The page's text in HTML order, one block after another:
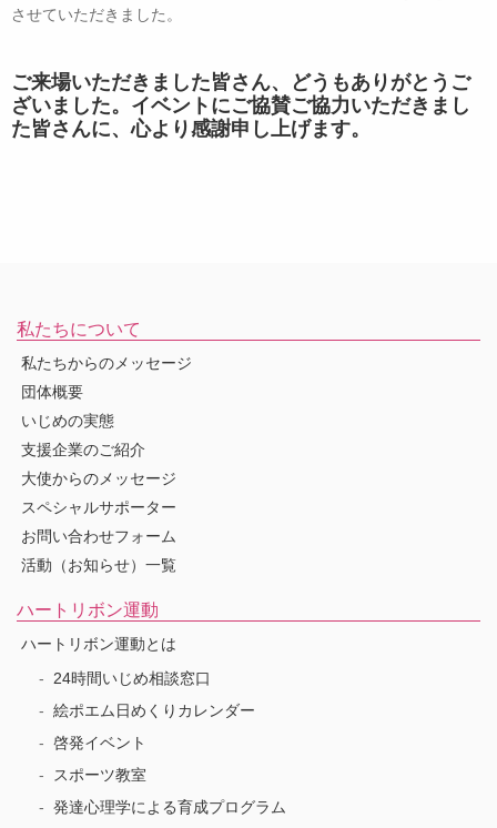
させていただきました。
ご来場いただきました皆さん、どうもありがとうご
ざいました。イベントにご協賛ご協力いただきまし
た皆さんに、心より感謝申し上げます。
私たちについて
私たちからのメッセージ
団体概要
いじめの実態
支援企業のご紹介
大使からのメッセージ
スペシャルサポーター
お問い合わせフォーム
活動（お知らせ）一覧
ハートリボン運動
ハートリボン運動とは
24時間いじめ相談窓口
絵ポエム日めくりカレンダー
啓発イベント
スポーツ教室
発達心理学による育成プログラム